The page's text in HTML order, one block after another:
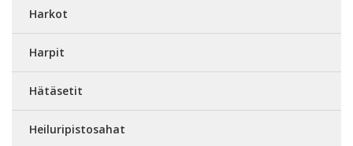
Harkot
Harpit
Hätäsetit
Heiluripistosahat